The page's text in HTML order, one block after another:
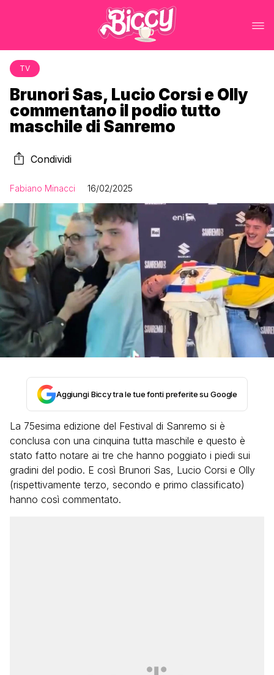
TV
Brunori Sas, Lucio Corsi e Olly
commentano il podio tutto
maschile di Sanremo
Condividi
Fabiano Minacci 16/02/2025
Aggiungi Biccy tra le tue fonti preferite su Google
La 75esima edizione del Festival di Sanremo si è
conclusa con una cinquina tutta maschile e questo è
stato fatto notare ai tre che hanno poggiato i piedi sui
gradini del podio. E così Brunori Sas, Lucio Corsi e Olly
(rispettivamente terzo, secondo e primo classificato)
hanno così commentato.